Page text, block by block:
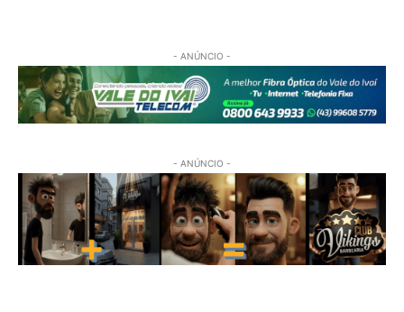
- ANÚNCIO -
- ANÚNCIO -